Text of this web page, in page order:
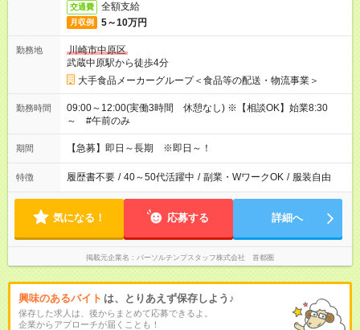
交通費 全額支給
月収例 5～10万円
勤務地
川崎市中原区
武蔵中原駅から徒歩4分
大手食品メーカーグループ＜食品等の配送・物流事業＞
勤務時間
09:00～12:00(実働3時間 休憩なし) ※【相談OK】始業8:30
～ #午前のみ
期間 【急募】即日～長期 ※即日～！
特徴 履歴書不要 / 40～50代活躍中 / 副業・WワークOK / 服装自由
気になる！ 応募する 詳細へ
掲載元企業名 パーソルテンプスタッフ株式会社 首都圏
興味のあるバイト は、とりあえず保存しよう♪
保存した求人は、後からまとめて応募できるよ。
企業からアプローチが届くことも！